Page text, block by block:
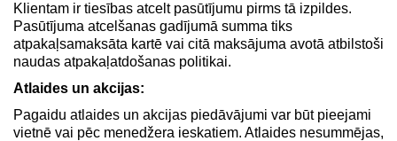
Klientam ir tiesības atcelt pasūtījumu pirms tā izpildes.
Pasūtījuma atcelšanas gadījumā summa tiks
atpakaļsamaksāta kartē vai citā maksājuma avotā atbilstoši
naudas atpakaļatdošanas politikai.
Atlaides un akcijas:
Pagaidu atlaides un akcijas piedāvājumi var būt pieejami
vietnē vai pēc menedžera ieskatiem. Atlaides nesummējas,